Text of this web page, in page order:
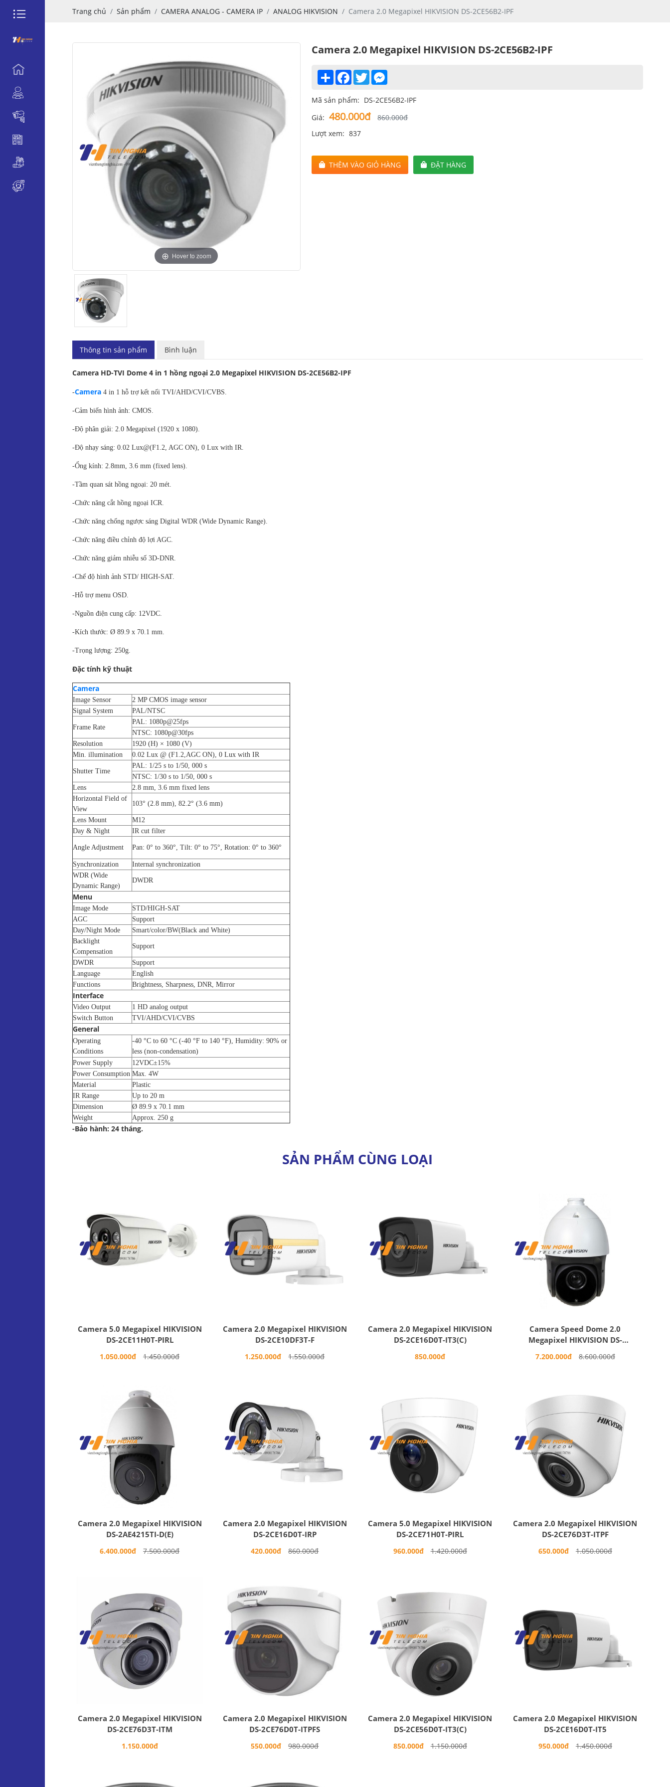
Trang chủ Sản phẩm CAMERA ANALOG - CAMERA IP ANALOG HIKVISION Camera 2.0 Megapixel HIKVISION DS-2CE56B2-IPF
Hover to zoom
Camera 2.0 Megapixel HIKVISION DS-2CE56B2-IPF
Share Facebook
Twitter
Mã sản phẩm: DS-2CE56B2-IPF
Giá: 480.000đ
860.000đ
Lượt xem: 837
THÊM VÀO GIỎ HÀNG ĐẶT HÀNG
Thông tin sản phẩm Bình luận
Camera HD-TVI Dome 4 in 1 hồng ngoại 2.0 Megapixel HIKVISION DS-2CE56B2-IPF
-Camera 4 in 1 hỗ trợ kết nối TVI/AHD/CVI/CVBS.
-Cảm biến hình ảnh: CMOS.
-Độ phân giải: 2.0 Megapixel (1920 x 1080).
-Độ nhạy sáng: 0.02 Lux@(F1.2, AGC ON), 0 Lux with IR.
-Ống kính: 2.8mm, 3.6 mm (fixed lens).
-Tầm quan sát hồng ngoại: 20 mét.
-Chức năng cắt hồng ngoại ICR.
-Chức năng chống ngược sáng Digital WDR (Wide Dynamic Range).
-Chức năng điều chỉnh độ lợi AGC.
-Chức năng giảm nhiễu số 3D-DNR.
-Chế độ hình ảnh STD/ HIGH-SAT.
-Hỗ trợ menu OSD.
-Nguồn điện cung cấp: 12VDC.
-Kích thước: Ø 89.9 x 70.1 mm.
-Trọng lượng: 250g.
Đặc tính kỹ thuật
Camera
Image Sensor
2 MP CMOS image sensor
Signal System
PAL/NTSC
Frame Rate
PAL: 1080p@25fps
NTSC: 1080p@30fps
Resolution
1920 (H) × 1080 (V)
Min. illumination
0.02 Lux @ (F1.2,AGC ON), 0 Lux with IR
Shutter Time
PAL: 1/25 s to 1/50, 000 s
NTSC: 1/30 s to 1/50, 000 s
Lens
2.8 mm, 3.6 mm fixed lens
Horizontal Field of
View
103° (2.8 mm), 82.2° (3.6 mm)
Lens Mount
M12
Day & Night
IR cut filter
Angle Adjustment Pan: 0° to 360°, Tilt: 0° to 75°, Rotation: 0° to 360°
Synchronization
Internal synchronization
WDR (Wide
Dynamic Range)
DWDR
Menu
Image Mode
STD/HIGH-SAT
AGC
Support
Day/Night Mode
Smart/color/BW(Black and White)
Backlight
Compensation
Support
DWDR
Support
Language
English
Functions
Brightness, Sharpness, DNR, Mirror
Interface
Video Output
1 HD analog output
Switch Button
TVI/AHD/CVI/CVBS
General
Operating
Conditions
-40 °C to 60 °C (-40 °F to 140 °F), Humidity: 90% or
less (non-condensation)
Power Supply
12VDC±15%
Power Consumption Max. 4W
Material
Plastic
IR Range
Up to 20 m
Dimension
Ø 89.9 x 70.1 mm
Weight
Approx. 250 g
-Bảo hành: 24 tháng.
SẢN PHẨM CÙNG LOẠI
Camera 5.0 Megapixel HIKVISION
DS-2CE11H0T-PIRL
1.050.000đ 1.450.000đ
Camera 2.0 Megapixel HIKVISION
DS-2CE10DF3T-F
1.250.000đ 1.550.000đ
Camera 2.0 Megapixel HIKVISION
DS-2CE16D0T-IT3(C)
850.000đ
Camera Speed Dome 2.0
Megapixel HIKVISION DS-
7.200.000đ 8.600.000đ
Camera 2.0 Megapixel HIKVISION
DS-2AE4215TI-D(E)
6.400.000đ 7.500.000đ
Camera 2.0 Megapixel HIKVISION
DS-2CE16D0T-IRP
420.000đ 860.000đ
Camera 5.0 Megapixel HIKVISION
DS-2CE71H0T-PIRL
960.000đ 1.420.000đ
Camera 2.0 Megapixel HIKVISION
DS-2CE76D3T-ITPF
650.000đ 1.050.000đ
Camera 2.0 Megapixel HIKVISION
DS-2CE76D3T-ITM
1.150.000đ
Camera 2.0 Megapixel HIKVISION
DS-2CE76D0T-ITPFS
550.000đ 980.000đ
Camera 2.0 Megapixel HIKVISION
DS-2CE56D0T-IT3(C)
850.000đ 1.150.000đ
Camera 2.0 Megapixel HIKVISION
DS-2CE16D0T-IT5
950.000đ 1.450.000đ